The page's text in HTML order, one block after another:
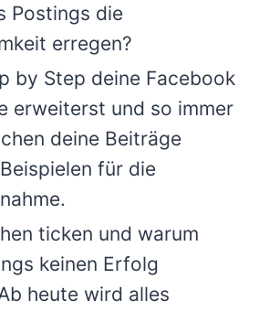
Postings die
erregen?
by Step deine Facebook
erweiterst und so immer
deine Beiträge
für die
ticken und warum
keinen Erfolg
heute wird alles